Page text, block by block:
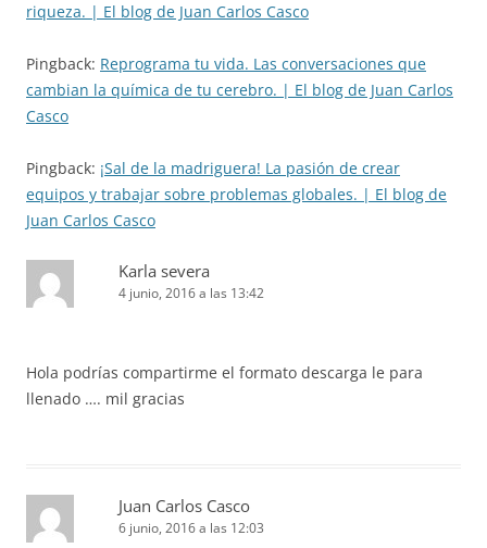
riqueza. | El blog de Juan Carlos Casco
Pingback: Reprograma tu vida. Las conversaciones que
cambian la química de tu cerebro. | El blog de Juan Carlos
Casco
Pingback: ¡Sal de la madriguera! La pasión de crear
equipos y trabajar sobre problemas globales. | El blog de
Juan Carlos Casco
Karla severa
4 junio, 2016 a las 13:42
Hola podrías compartirme el formato descarga le para
llenado …. mil gracias
Juan Carlos Casco
6 junio, 2016 a las 12:03